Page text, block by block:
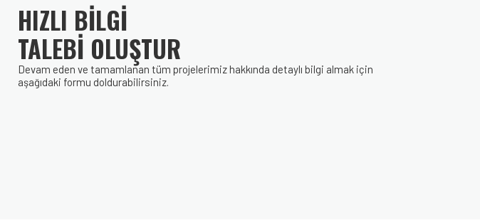
HIZLI BİLGİ
TALEBİ OLUŞTUR
Devam eden ve tamamlanan tüm projelerimiz hakkında detaylı bilgi almak için
aşağıdaki formu doldurabilirsiniz.